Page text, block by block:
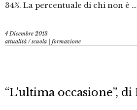
34%. La percentuale di chi non è …
4 Dicembre 2013
attualità /scuola | formazione
“L’ultima occasione”,